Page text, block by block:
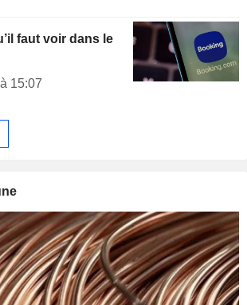
faut voir dans le
15:07